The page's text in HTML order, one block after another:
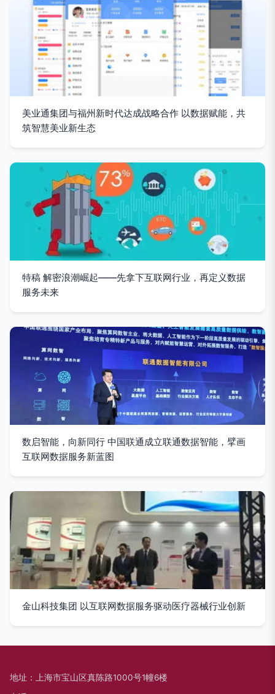
美业通集团与福州新时代达成战略合作 以数据赋能，共
筑智慧美业新生态
特稿 解密浪潮崛起——先拿下互联网行业，再定义数据
服务未来
数启智能，向新同行 中国联通成立联通数据智能，擘画
互联网数据服务新蓝图
金山科技集团 以互联网数据服务驱动医疗器械行业创新
地址：上海市宝山区真陈路1000号1幢6楼